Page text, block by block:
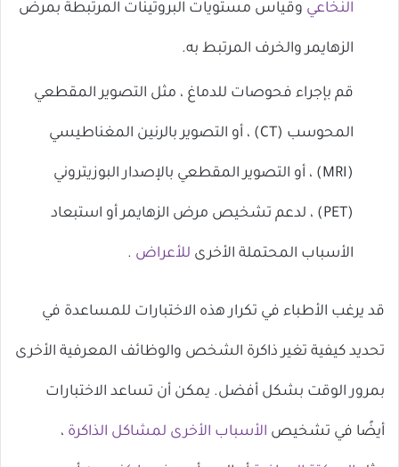
النخاعي وقياس مستويات البروتينات المرتبطة بمرض
الزهايمر والخرف المرتبط به.
قم بإجراء فحوصات للدماغ ، مثل التصوير المقطعي
المحوسب (CT) ، أو التصوير بالرنين المغناطيسي
(MRI) ، أو التصوير المقطعي بالإصدار البوزيتروني
(PET) ، لدعم تشخيص مرض الزهايمر أو استبعاد
الأسباب المحتملة الأخرى للأعراض .
قد يرغب الأطباء في تكرار هذه الاختبارات للمساعدة في
تحديد كيفية تغير ذاكرة الشخص والوظائف المعرفية الأخرى
بمرور الوقت بشكل أفضل. يمكن أن تساعد الاختبارات
أيضًا في تشخيص الأسباب الأخرى لمشاكل الذاكرة ،